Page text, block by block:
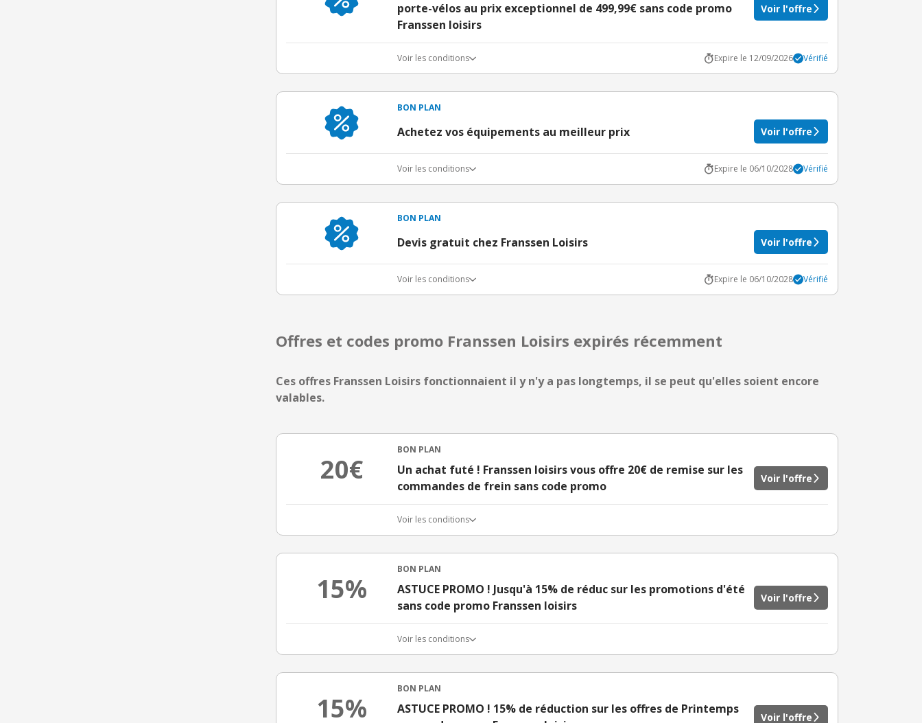
porte-vélos au prix exceptionnel de 499,99€ sans code promo
Franssen loisirs
Voir l'offre
Voir les conditions Expire le 12/09/2026 Vérifié
BON PLAN
Achetez vos équipements au meilleur prix Voir l'offre
Voir les conditions Expire le 06/10/2028 Vérifié
BON PLAN
Devis gratuit chez Franssen Loisirs Voir l'offre
Voir les conditions Expire le 06/10/2028 Vérifié
Offres et codes promo Franssen Loisirs expirés récemment
Ces offres Franssen Loisirs fonctionnaient il y n'y a pas longtemps, il se peut qu'elles soient encore
valables.
20€
BON PLAN
Un achat futé ! Franssen loisirs vous offre 20€ de remise sur les
commandes de frein sans code promo
Voir l'offre
Voir les conditions
15%
BON PLAN
ASTUCE PROMO ! Jusqu'à 15% de réduc sur les promotions d'été
sans code promo Franssen loisirs
Voir l'offre
Voir les conditions
15%
BON PLAN
ASTUCE PROMO ! 15% de réduction sur les offres de Printemps
Voir l'offre